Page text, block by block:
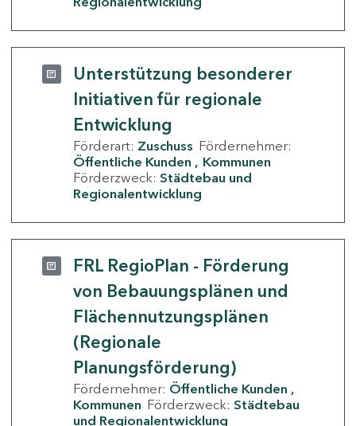
Unterstützung besonderer
Initiativen für regionale
Entwicklung
Förderart: Zuschuss Fördernehmer:
Öffentliche Kunden
Kommunen
Förderzweck: Städtebau und
Regionalentwicklung
FRL RegioPlan - Förderung
von Bebauungsplänen und
Flächennutzungsplänen
(Regionale
Planungsförderung)
Fördernehmer: Öffentliche Kunden
Kommunen Förderzweck: Städtebau
und Regionalentwicklung